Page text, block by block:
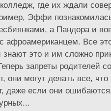
где их ждали
Эффи
а Пандора и
с афроамериканцем. Все
знают это и им сложно
запреты родителей
они могут делать все,
даже если они